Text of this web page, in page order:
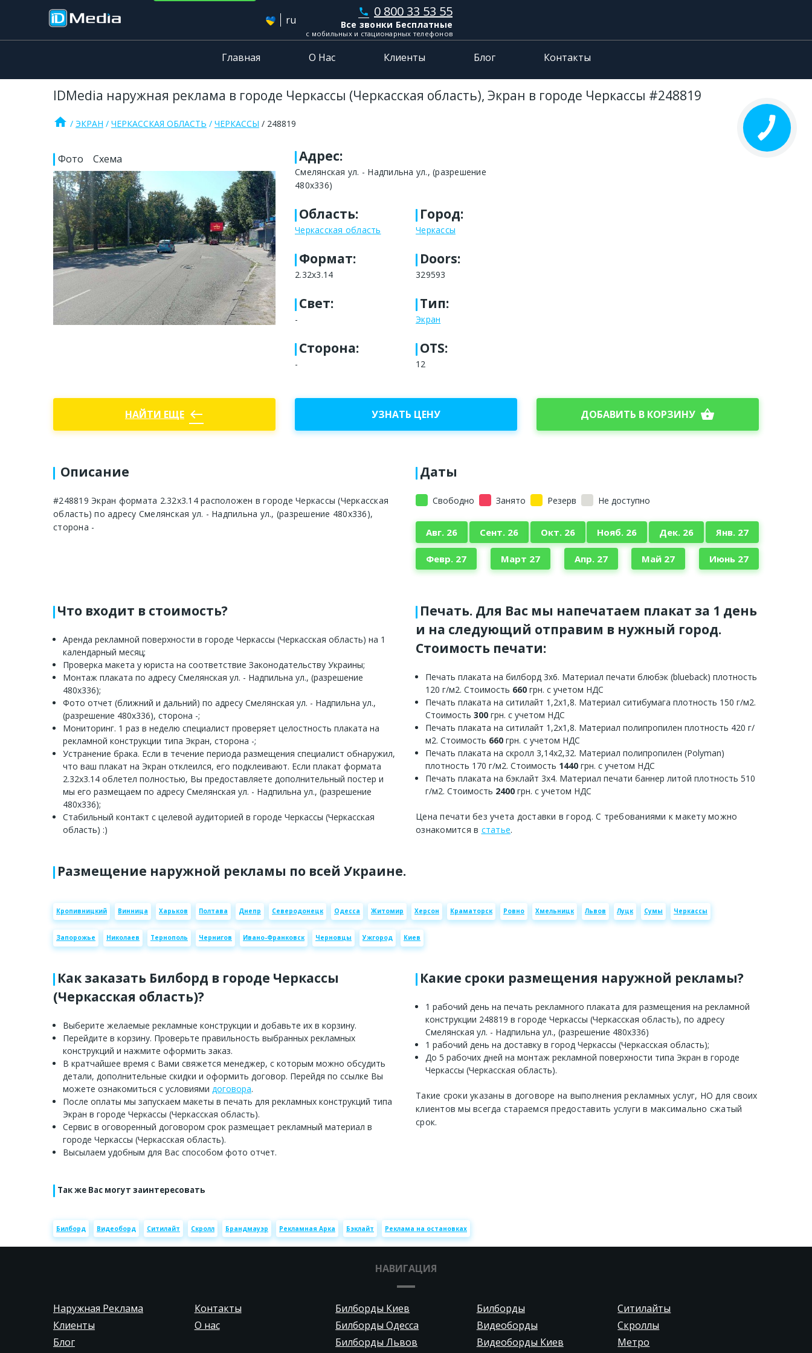
ru
phone 0 800 33 53 55
Все звонки Бесплатные
с мобильных и стационарных телефонов
Главная О Нас Клиенты Блог Контакты
IDMedia наружная реклама в городе Черкассы (Черкасская область), Экран в городе Черкассы #248819
home ЭКРАН ЧЕРКАССКАЯ ОБЛАСТЬ ЧЕРКАССЫ 248819
Фото Схема Адрес:
Смелянская ул. - Надпильна ул., (разрешение
480х336)
Область:
Черкасская область
Город:
Черкассы
Формат:
2.32x3.14
Doors:
329593
Свет:
-
Тип:
Экран
Сторона:
-
OTS:
12
НАЙТИ ЕЩЕ west УЗНАТЬ ЦЕНУ ДОБАВИТЬ В КОРЗИНУ shopping_basket
Описание
#248819 Экран формата 2.32x3.14 расположен в городе Черкассы (Черкасская
область) по адресу Смелянская ул. - Надпильна ул., (разрешение 480х336),
сторона -
Даты
Свободно Занято Резерв Не доступно
Авг. 26 Сент. 26 Окт. 26 Нояб. 26 Дек. 26 Янв. 27
Февр. 27 Март 27 Апр. 27 Май 27 Июнь 27
Что входит в стоимость?
Аренда рекламной поверхности в городе Черкассы (Черкасская область) на 1
календарный месяц;
Проверка макета у юриста на соответствие Законодательству Украины;
Монтаж плаката по адресу Смелянская ул. - Надпильна ул., (разрешение
480х336);
Фото отчет (ближний и дальний) по адресу Смелянская ул. - Надпильна ул.,
(разрешение 480х336), сторона -;
Мониторинг. 1 раз в неделю специалист проверяет целостность плаката на
рекламной конструкции типа Экран, сторона -;
Устранение брака. Если в течение периода размещения специалист обнаружил,
что ваш плакат на Экран отклеился, его подклеивают. Если плакат формата
2.32x3.14 облетел полностью, Вы предоставляете дополнительный постер и
мы его размещаем по адресу Смелянская ул. - Надпильна ул., (разрешение
480х336);
Стабильный контакт с целевой аудиторией в городе Черкассы (Черкасская
область) :)
Печать. Для Вас мы напечатаем плакат за 1 день
и на следующий отправим в нужный город.
Стоимость печати:
Печать плаката на билборд 3х6. Материал печати блюбэк (blueback) плотность
120 г/м2. Стоимость 660 грн. с учетом НДС
Печать плаката на ситилайт 1,2х1,8. Материал ситибумага плотность 150 г/м2.
Стоимость 300 грн. с учетом НДС
Печать плаката на ситилайт 1,2х1,8. Материал полипропилен плотность 420 г/
м2. Стоимость 660 грн. с учетом НДС
Печать плаката на скролл 3,14х2,32. Материал полипропилен (Polyman)
плотность 170 г/м2. Стоимость 1440 грн. с учетом НДС
Печать плаката на бэклайт 3х4. Материал печати баннер литой плотность 510
г/м2. Стоимость 2400 грн. с учетом НДС
Цена печати без учета доставки в город. С требованиями к макету можно
ознакомится в статье.
Размещение наружной рекламы по всей Украине.
Кропивницкий Винница Харьков Полтава Днепр Северодонецк Одесса Житомир Херсон Краматорск Ровно Хмельницк Львов Луцк Сумы Черкассы
Запорожье Николаев Тернополь Чернигов Ивано-Франковск Черновцы Ужгород Киев
Как заказать Билборд в городе Черкассы
(Черкасская область)?
Выберите желаемые рекламные конструкции и добавьте их в корзину.
Перейдите в корзину. Проверьте правильность выбранных рекламных
конструкций и нажмите оформить заказ.
В кратчайшее время с Вами свяжется менеджер, с которым можно обсудить
детали, дополнительные скидки и оформить договор. Перейдя по ссылке Вы
можете ознакомиться с условиями договора.
После оплаты мы запускаем макеты в печать для рекламных конструкций типа
Экран в городе Черкассы (Черкасская область).
Сервис в оговоренный договором срок размещает рекламный материал в
городе Черкассы (Черкасская область).
Высылаем удобным для Вас способом фото отчет.
Какие сроки размещения наружной рекламы?
1 рабочий день на печать рекламного плаката для размещения на рекламной
конструкции 248819 в городе Черкассы (Черкасская область), по адресу
Смелянская ул. - Надпильна ул., (разрешение 480х336)
1 рабочий день на доставку в город Черкассы (Черкасская область);
До 5 рабочих дней на монтаж рекламной поверхности типа Экран в городе
Черкассы (Черкасская область).
Такие сроки указаны в договоре на выполнения рекламных услуг, НО для своих
клиентов мы всегда стараемся предоставить услуги в максимально сжатый
срок.
Так же Вас могут заинтересовать
Билборд Видеоборд Ситилайт Скролл Брандмауэр Рекламная Арка Бэклайт Реклама на остановках
НАВИГАЦИЯ
Наружная Реклама
Билборды Львов
Клиенты
Билборды
Блог
Видеоборды
Контакты
Видеоборды Киев
О нас
Ситилайты
Билборды Киев
Скроллы
Билборды Одесса
Метро